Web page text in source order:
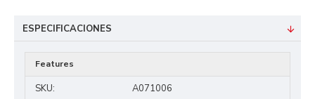
ESPECIFICACIONES
Features
SKU:
A071006